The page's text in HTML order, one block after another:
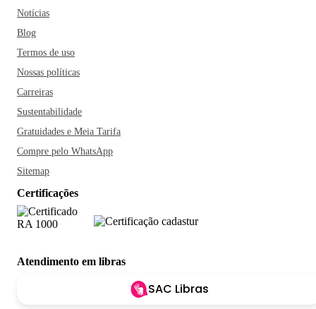
Notícias
Blog
Termos de uso
Nossas políticas
Carreiras
Sustentabilidade
Gratuidades e Meia Tarifa
Compre pelo WhatsApp
Sitemap
Certificações
Atendimento em libras
SAC Libras